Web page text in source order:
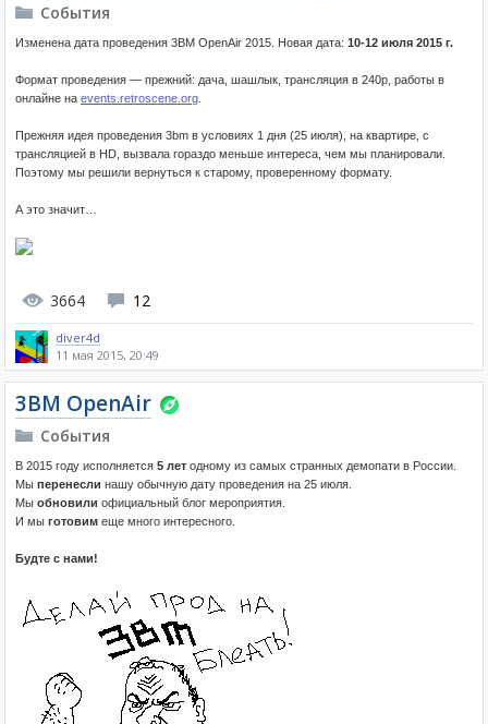
События
Изменена дата проведения 3BM OpenAir 2015. Новая дата: 10-12 июля 2015 г.
Формат проведения — прежний: дача, шашлык, трансляция в 240p, работы в
онлайне на events.retroscene.org
Прежняя идея проведения 3bm в условиях 1 дня (25 июля), на квартире, с
трансляцией в HD, вызвала гораздо меньше интереса, чем мы планировали.
Поэтому мы решили вернуться к старому, проверенному формату.
А это значит…
3664 12
diver4d
11 мая 2015, 20:49
3BM OpenAir
События
В 2015 году исполняется 5 лет одному из самых странных демопати в России.
Мы перенесли нашу обычную дату проведения на 25 июля.
Мы обновили официальный блог мероприятия.
И мы готовим еще много интересного.
Будте с нами!